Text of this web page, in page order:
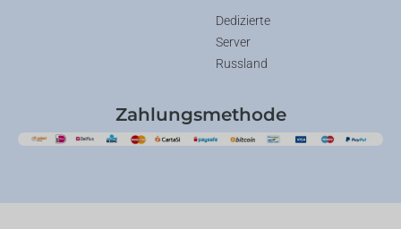
Dedizierte
Server
Russland
Zahlungsmethode